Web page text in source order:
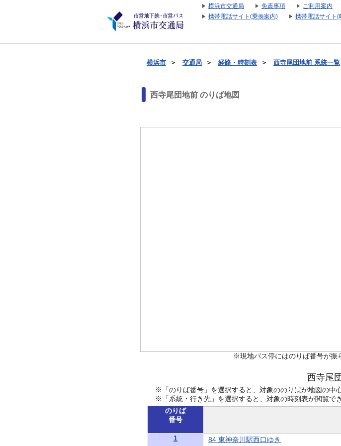
横浜市交通局 免責事項 ご利用案内
携帯電話サイト(乗換案内)
携帯電話サイト(
横浜市 ＞ 交通局 ＞ 経路・時刻表 ＞ 西寺尾団地前 系統一覧
西寺尾団地前 のりば地図
※現地バス停にはのりば番号が振
西寺尾
※「のりば番号」を選択すると、対象ののりばが地図の中
※「系統・行き先」を選択すると、対象の時刻表が閲覧でき
のりば
番号
1 84 東神奈川駅西口ゆき